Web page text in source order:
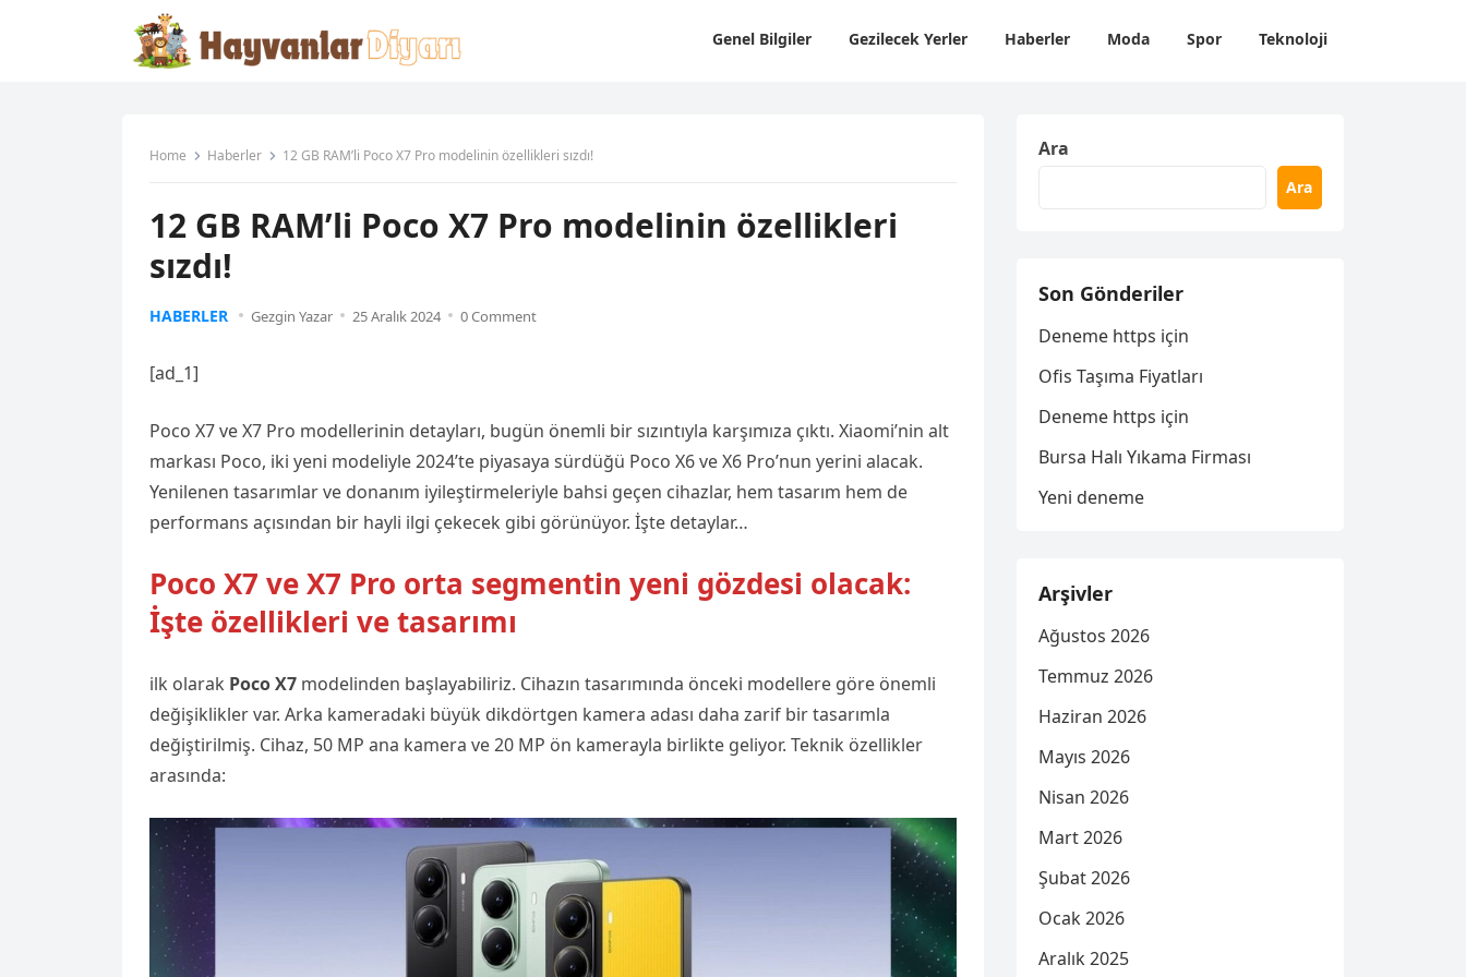
Genel Bilgiler Gezilecek Yerler Haberler Moda Spor Teknoloji
Home Haberler 12 GB RAM’li Poco X7 Pro modelinin özellikleri sızdı!
12 GB RAM’li Poco X7 Pro modelinin özellikleri
sızdı!
HABERLER Gezgin Yazar 25 Aralık 2024 0 Comment
[ad_1]
Poco X7 ve X7 Pro modellerinin detayları, bugün önemli bir sızıntıyla karşımıza çıktı. Xiaomi’nin alt
markası Poco, iki yeni modeliyle 2024’te piyasaya sürdüğü Poco X6 ve X6 Pro’nun yerini alacak.
Yenilenen tasarımlar ve donanım iyileştirmeleriyle bahsi geçen cihazlar, hem tasarım hem de
performans açısından bir hayli ilgi çekecek gibi görünüyor. İşte detaylar…
Poco X7 ve X7 Pro orta segmentin yeni gözdesi olacak:
İşte özellikleri ve tasarımı
ilk olarak Poco X7 modelinden başlayabiliriz. Cihazın tasarımında önceki modellere göre önemli
değişiklikler var. Arka kameradaki büyük dikdörtgen kamera adası daha zarif bir tasarımla
değiştirilmiş. Cihaz, 50 MP ana kamera ve 20 MP ön kamerayla birlikte geliyor. Teknik özellikler
arasında:
Ara
Ara
Son Gönderiler
Deneme https için
Ofis Taşıma Fiyatları
Deneme https için
Bursa Halı Yıkama Firması
Yeni deneme
Arşivler
Ağustos 2026
Temmuz 2026
Haziran 2026
Mayıs 2026
Nisan 2026
Mart 2026
Şubat 2026
Ocak 2026
Aralık 2025